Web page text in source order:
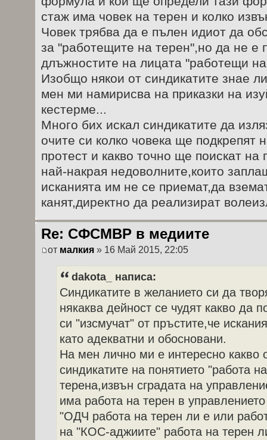
стаж има човек на терен и колко
Човек трябва да е пълен идиот да
за "работещите на терен",но да не е
длъжностите на лицата "работещи
Изобщо някои от синдикатите знае
мен ми намирисва на приказки на
кестерме...
Много бих искал синдикатите да
очите си колко човека ще подкрепят
протест и какво точно ще поискат
най-накрая недоволните,които
исканията им не се приемат,да
канят,директно да реализират
Re: СФСМВР в медиите
от малкия » 16 Май 2015, 22:05
dakota_ написа:
Синдикатите в желанието си да
някаква дейност се чудят какво да
си "изсмучат" от пръстите,че
като адекватни и обосновани.
На мен лично ми е интересно какво
синдикатите на понятието "работа
терена,извън сградата на
има работа на терен в
"ОДЧ работа на терен ли е или
на "КОС-аджиите" работа на терен